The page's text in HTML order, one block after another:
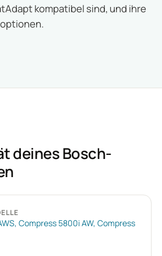
kompatibel sind, und ihre
deines Bosch-
Compress 5800i AW, Compress